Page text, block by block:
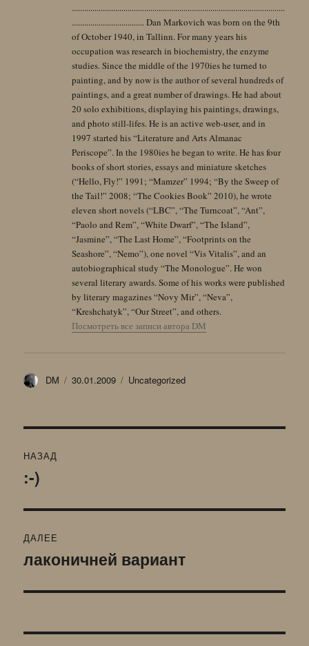
.......................................................................................................
................................... Dan Markovich was born on the 9th
of October 1940, in Tallinn. For many years his
occupation was research in biochemistry, the enzyme
studies. Since the middle of the 1970ies he turned to
painting, and by now is the author of several hundreds of
paintings, and a great number of drawings. He had about
20 solo exhibitions, displaying his paintings, drawings,
and photo still-lifes. He is an active web-user, and in
1997 started his “Literature and Arts Almanac
Periscope”. In the 1980ies he began to write. He has four
books of short stories, essays and miniature sketches
(“Hello, Fly!” 1991; “Mamzer” 1994; “By the Sweep of
the Tail!” 2008; “The Cookies Book” 2010), he wrote
eleven short novels (“LBC”, “The Turncoat”, “Ant”,
“Paolo and Rem”, “White Dwarf”, “The Island”,
“Jasmine”, “The Last Home”, “Footprints on the
Seashore”, “Nemo”), one novel “Vis Vitalis”, and an
autobiographical study “The Monologue”. He won
several literary awards. Some of his works were published
by literary magazines “Novy Mir”, “Neva”,
“Kreshchatyk”, “Our Street”, and others.
Посмотреть все записи автора DM
Автор
DM Опубликовано
30.01.2009 Рубрики
Uncategorized
по
НАЗАД
Предыдущая
:-)
ДАЛЕЕ
Следующая
лаконичней вариант